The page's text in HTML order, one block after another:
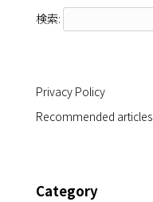
検索:
Privacy Policy
Recommended articles
Category